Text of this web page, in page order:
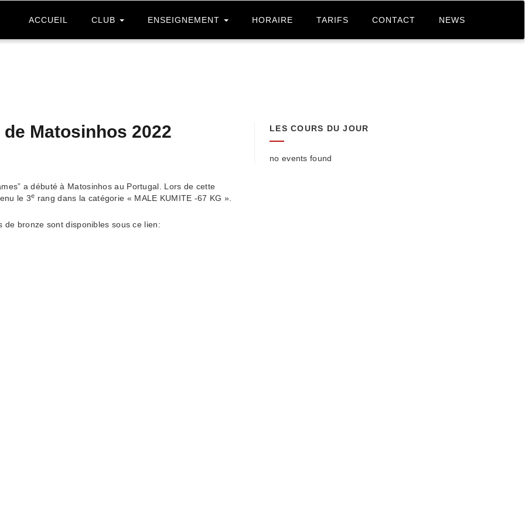
ACCUEIL CLUB ENSEIGNEMENT HORAIRE TARIFS CONTACT NEWS
Matosinhos 2022
a débuté à Matosinhos au Portugal. Lors de cette
le 3e rang dans la catégorie « MALE KUMITE -67 KG ».
bronze sont disponibles sous ce lien:
LES COURS DU JOUR
no events found